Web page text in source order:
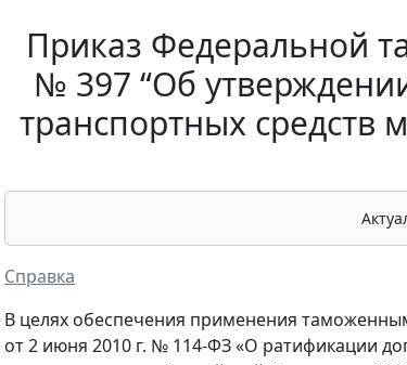
Приказ Федеральной
№ 397 “Об
транспортных
Справка
В целях обеспечения применения
от 2 июня 2010 г. № 114-ФЗ «О ратификации